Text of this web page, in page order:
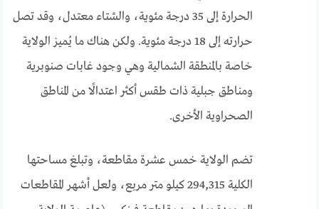
الحرارة إلى 35 درجة مئوية، والشتاء معتدل، وقد تصل
حرارته إلى 18 درجة مئوية. ولكن هناك ما يُميز الولاية
خاصة بالمنطقة الشمالية وهي وجود غابات صنوبرية
ومناطق جبلية ذات طقس أكثر اعتدالًا من المناطق
الصحراوية الأخرى.
تضم الولاية خمس عشرة مقاطعة، وتبلغ مساحتها
الكلية 294,315 كيلو متر مربع، ولعل أشهر المقاطعات